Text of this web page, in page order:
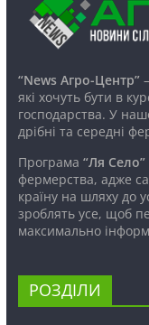
“News Агро-Центр”
які хочуть бути в
господарства. У
дрібні та середні
Програма “Ля Село”
фермерства, адже
країну на шляху до
зроблять усе, щоб
максимально
РОЗДІЛИ